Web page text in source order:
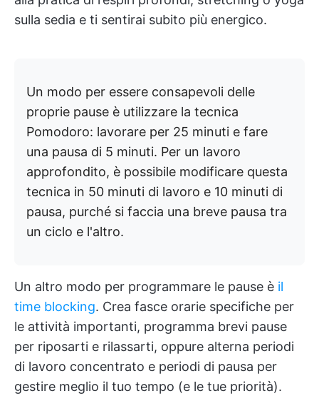
sulla sedia e ti sentirai subito più energico.
Un modo per essere consapevoli delle
proprie pause è utilizzare la tecnica
Pomodoro: lavorare per 25 minuti e fare
una pausa di 5 minuti. Per un lavoro
approfondito, è possibile modificare questa
tecnica in 50 minuti di lavoro e 10 minuti di
pausa, purché si faccia una breve pausa tra
un ciclo e l'altro.
Un altro modo per programmare le pause è il
time blocking. Crea fasce orarie specifiche per
le attività importanti, programma brevi pause
per riposarti e rilassarti, oppure alterna periodi
di lavoro concentrato e periodi di pausa per
gestire meglio il tuo tempo (e le tue priorità).